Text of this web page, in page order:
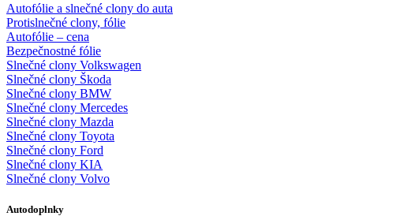
Autofólie a slnečné clony do auta
Protislnečné clony, fólie
Autofólie – cena
Bezpečnostné fólie
Slnečné clony Volkswagen
Slnečné clony Škoda
Slnečné clony BMW
Slnečné clony Mercedes
Slnečné clony Mazda
Slnečné clony Toyota
Slnečné clony Ford
Slnečné clony KIA
Slnečné clony Volvo
Autodoplnky